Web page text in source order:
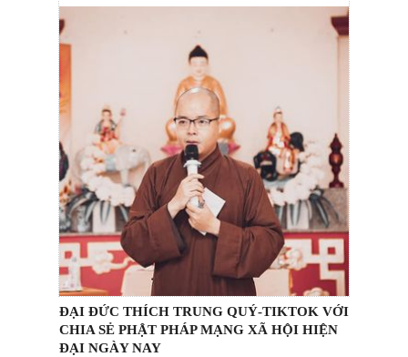
ĐẠI ĐỨC THÍCH TRUNG QUÝ-TIKTOK VỚI
CHIA SẺ PHẬT PHÁP MẠNG XÃ HỘI HIỆN
ĐẠI NGÀY NAY